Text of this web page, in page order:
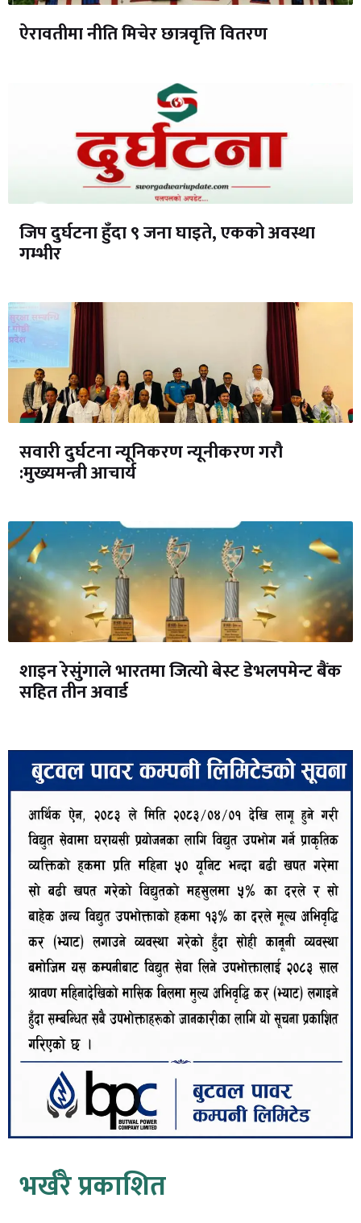
ऐरावतीमा नीति मिचेर छात्रवृत्ति वितरण
जिप दुर्घटना हुँदा ९ जना घाइते, एकको अवस्था
गम्भीर
सवारी दुर्घटना न्यूनिकरण न्यूनीकरण गरौ
:मुख्यमन्त्री आचार्य
शाइन रेसुंगाले भारतमा जित्यो बेस्ट डेभलपमेन्ट बैंक
सहित तीन अवार्ड
भर्खरै प्रकाशित